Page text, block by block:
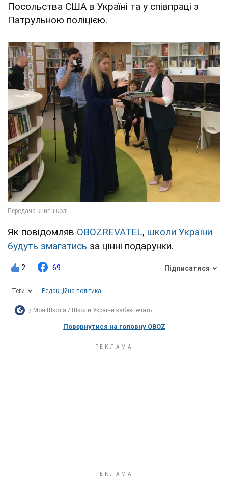
Посольства США в Україні та у співпраці з
Патрульною поліцією.
Як повідомляв OBOZREVATEL, школи України
будуть змагатись за цінні подарунки.
2 69 Підписатися
Теги Редакційна політика
Моя Школа Школи України забезпечать...
Повернутися на головну OBOZ